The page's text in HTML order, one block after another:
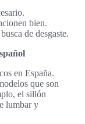
bien.
de desgaste.
en España.
que son
el sillón
lumbar y